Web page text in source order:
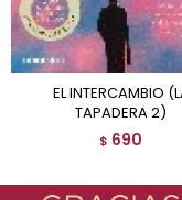
EL INTERCAMBIO (LA
TAPADERA 2)
$ 690